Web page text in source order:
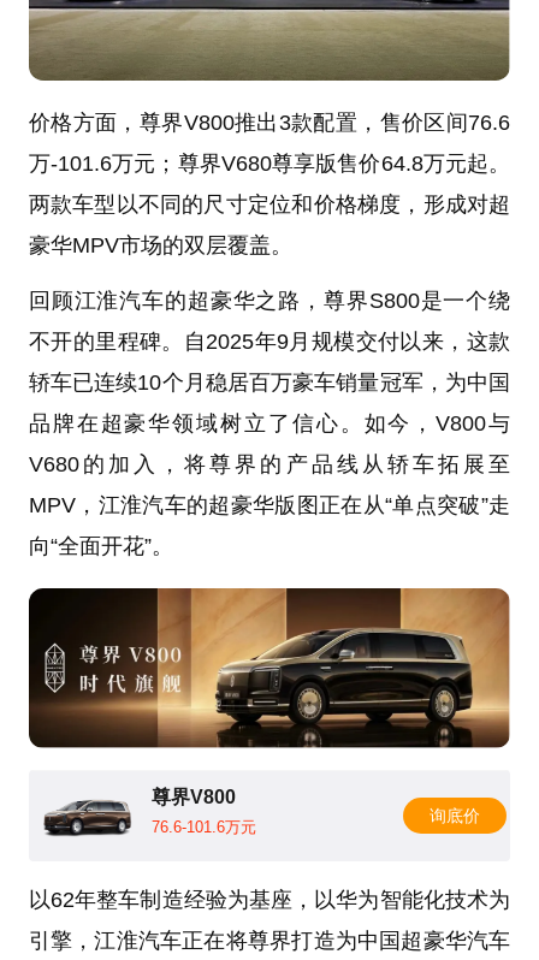
价格方面，尊界V800推出3款配置，售价区间76.6
万-101.6万元；尊界V680尊享版售价64.8万元起。
两款车型以不同的尺寸定位和价格梯度，形成对超
豪华MPV市场的双层覆盖。
回顾江淮汽车的超豪华之路，尊界S800是一个绕
不开的里程碑。自2025年9月规模交付以来，这款
轿车已连续10个月稳居百万豪车销量冠军，为中国
品牌在超豪华领域树立了信心。如今，V800与
V680的加入，将尊界的产品线从轿车拓展至
MPV，江淮汽车的超豪华版图正在从“单点突破”走
向“全面开花”。
尊界V800
76.6-101.6万元
询底价
以62年整车制造经验为基座，以华为智能化技术为
引擎，江淮汽车正在将尊界打造为中国超豪华汽车